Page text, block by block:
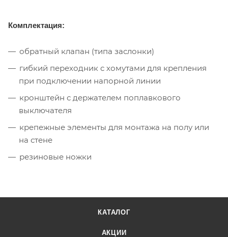
Комплектация:
обратный клапан (типа заслонки)
гибкий переходник с хомутами для крепления
при подключении напорной линии
кронштейн с держателем поплавкового
выключателя
крепежные элементы для монтажа на полу или
на стене
резиновые ножки
КАТАЛОГ
АКЦИИ